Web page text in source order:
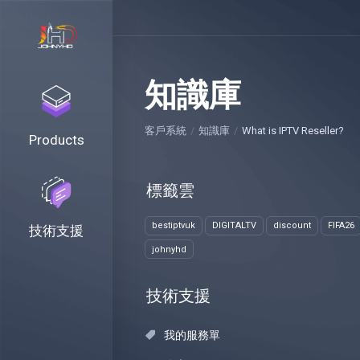
Products
技術支援
知識庫
客戶系統 知識庫 What is IPTV Reseller?
標籤雲
bestiptvuk DIGITALTV discount FIFA26
johnyhd
技術支援
我的服務單